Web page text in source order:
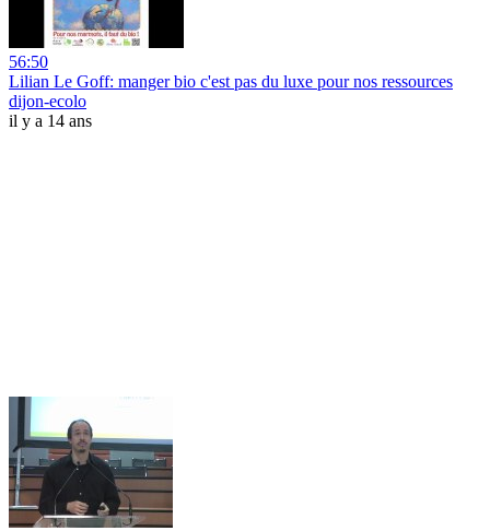
56:50
Lilian Le Goff: manger bio c'est pas du luxe pour nos ressources
dijon-ecolo
il y a 14 ans